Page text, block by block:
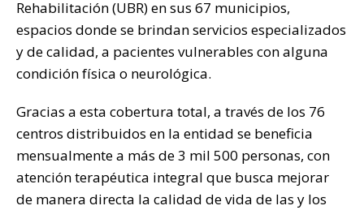
Rehabilitación (UBR) en sus 67 municipios,
espacios donde se brindan servicios especializados
y de calidad, a pacientes vulnerables con alguna
condición física o neurológica.
Gracias a esta cobertura total, a través de los 76
centros distribuidos en la entidad se beneficia
mensualmente a más de 3 mil 500 personas, con
atención terapéutica integral que busca mejorar
de manera directa la calidad de vida de las y los